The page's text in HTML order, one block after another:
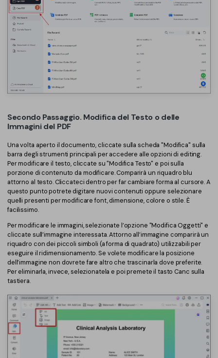
Leggi PDF con AI
Chat con documento
AI Image Generator
Tutte Le Funzionalità
PDFelement per iOS
PDFelement per Android
Tutorial Video
Contatta il supporto
Aggiornamenti
Centro di download
Aggiorna a PDFelement 12
Secondo Passaggio. Modifica del Testo o delle
Immagini del PDF
Una volta aperto il documento, cliccate sulla scheda "Modifica" sulla
barra degli strumenti principali per accedere alle opzioni di editing.
Per modificare il testo, cliccate su "Modifica Testo" e poi sulla
porzione di contenuto da modificare. Comparirà un riquadro blu
attorno al testo. Cliccateci dentro per far cambiare forma al cursore. A
questo punto potrete digitare nuovi contenuti oppure selezionare
quelli presenti per modificare font, dimensione, colore o stile. È
facilissimo.
Per modificare le immagini, selezionate l’opzione "Modifica Oggetti" e
cliccate sull’immagine interessata. Attorno all’immagine comparirà un
riquadro con dei piccoli simboli (a forma di quadrato) utilizzabili per
eseguire il ridimensionamento. Se volete modificare la posizione
dell’immagine non dovrete fare altro che trascinarla dove preferite.
Per eliminarla, invece, selezionatela e poi premete il tasto Canc sulla
tastiera.